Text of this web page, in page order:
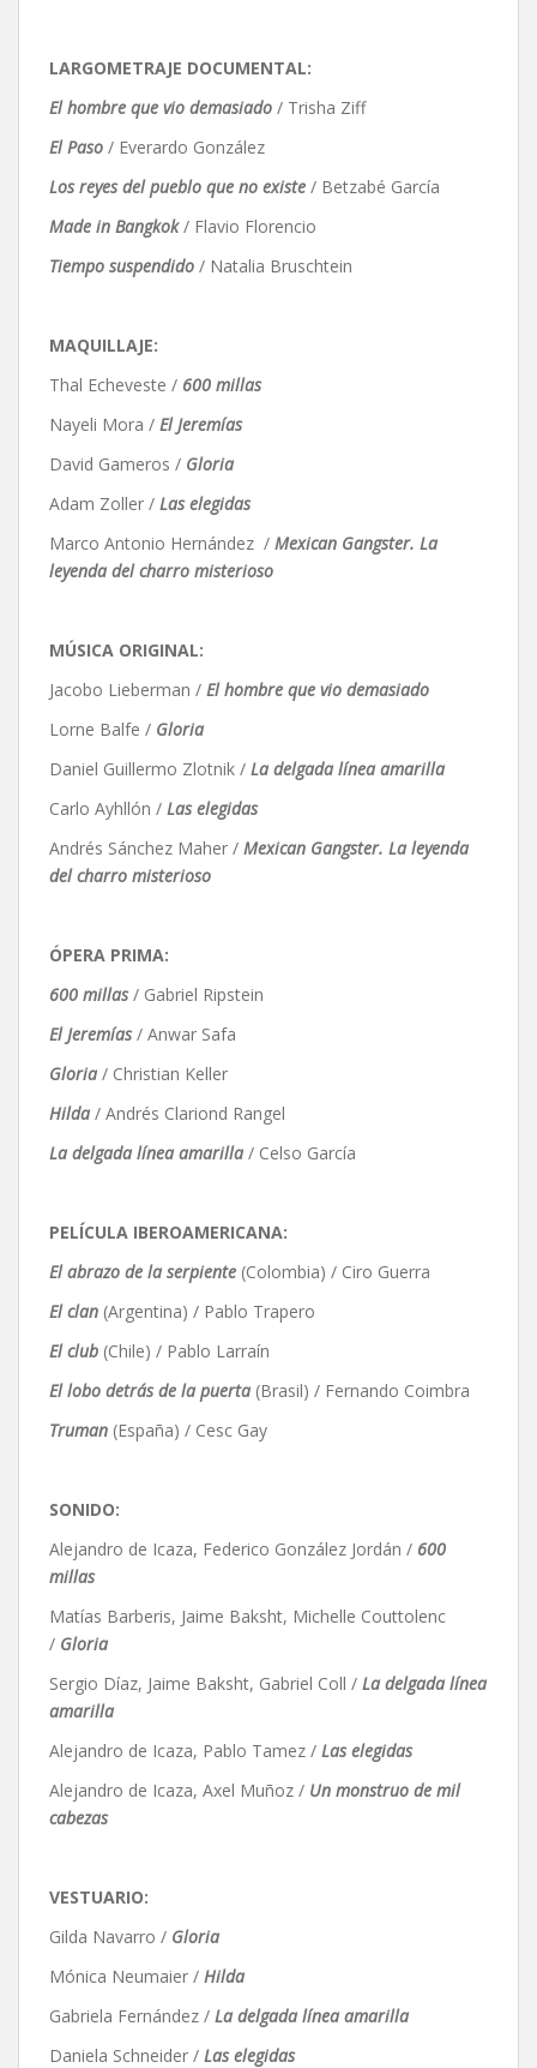
LARGOMETRAJE DOCUMENTAL:
El hombre que vio demasiado / Trisha Ziff
El Paso / Everardo González
Los reyes del pueblo que no existe / Betzabé García
Made in Bangkok/ Flavio Florencio
Tiempo suspendido / Natalia Bruschtein
MAQUILLAJE:
Thal Echeveste / 600 millas
Nayeli Mora / El Jeremías
David Gameros / Gloria
Adam Zoller / Las elegidas
Marco Antonio Hernández / Mexican Gangster. La
leyenda del charro misterioso
MÚSICA ORIGINAL:
Jacobo Lieberman / El hombre que vio demasiado
Lorne Balfe / Gloria
Daniel Guillermo Zlotnik / La delgada línea amarilla
Carlo Ayhllón / Las elegidas
Andrés Sánchez Maher / Mexican Gangster. La leyenda
del charro misterioso
ÓPERA PRIMA:
600 millas/ Gabriel Ripstein
El Jeremías/ Anwar Safa
Gloria / Christian Keller
Hilda / Andrés Clariond Rangel
La delgada línea amarilla / Celso García
PELÍCULA IBEROAMERICANA:
El abrazo de la serpiente (Colombia) / Ciro Guerra
El clan (Argentina) / Pablo Trapero
El club (Chile) / Pablo Larraín
El lobo detrás de la puerta (Brasil) / Fernando Coimbra
Truman (España) / Cesc Gay
SONIDO:
Alejandro de Icaza, Federico González Jordán / 600
millas
Matías Barberis, Jaime Baksht, Michelle Couttolenc
/ Gloria
Sergio Díaz, Jaime Baksht, Gabriel Coll / La delgada línea
amarilla
Alejandro de Icaza, Pablo Tamez / Las elegidas
Alejandro de Icaza, Axel Muñoz / Un monstruo de mil
cabezas
VESTUARIO:
Gilda Navarro / Gloria
Mónica Neumaier / Hilda
Gabriela Fernández / La delgada línea amarilla
Daniela Schneider / Las elegidas